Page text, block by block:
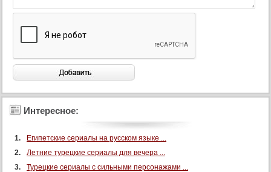
Интересное:
Египетские сериалы на русском языке ...
Летние турецкие сериалы для вечера ...
Турецкие сериалы с сильными персонажами ...